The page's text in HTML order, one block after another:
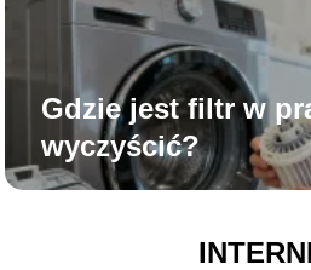
Gdzie jest filtr w
wyczyścić?